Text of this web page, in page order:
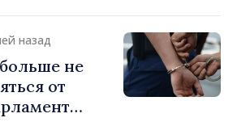
и
назад
не
от